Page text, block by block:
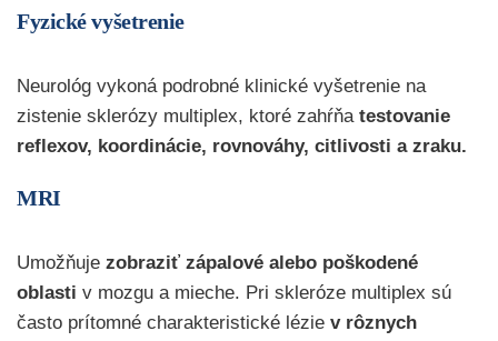
Fyzické vyšetrenie
Neurológ vykoná podrobné klinické vyšetrenie na
zistenie sklerózy multiplex, ktoré zahŕňatestovanie
reflexov, koordinácie, rovnováhy, citlivosti a zraku.
MRI
Umožňuje zobraziť zápalové alebo poškodené
oblasti v mozgu a mieche. Pri skleróze multiplex sú
často prítomné charakteristické lézie v rôznych